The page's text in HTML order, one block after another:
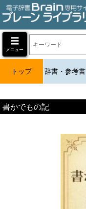
メニュー
トップ 辞書・参考書
書かでもの記